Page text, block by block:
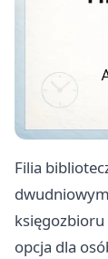
Filia
księgozbioru
opcja dla